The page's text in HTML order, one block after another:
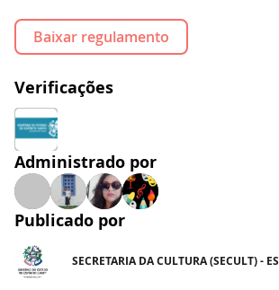
Baixar regulamento
Verificações
Administrado por
Publicado por
SECRETARIA DA CULTURA (SECULT) - ES